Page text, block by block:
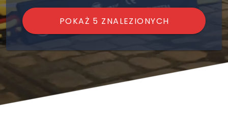
POKAŻ 5 ZNALEZIONYCH